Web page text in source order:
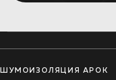
ШУМОИЗОЛЯЦИЯ АРОК